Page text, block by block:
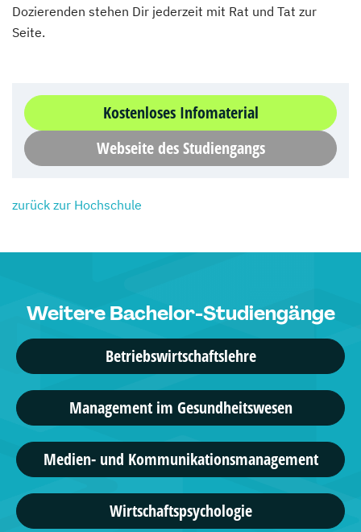
Dozierenden stehen Dir jederzeit mit Rat und Tat zur
Seite.
Kostenloses Infomaterial
Webseite des Studiengangs
zurück zur Hochschule
Weitere Bachelor-Studiengänge
Betriebswirtschaftslehre
Management im Gesundheitswesen
Medien- und Kommunikationsmanagement
Wirtschaftspsychologie